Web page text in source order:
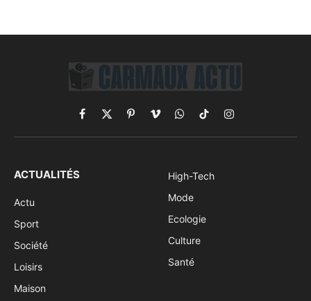
Facebook
X
(Twitter)
PinterestVimeoWhatsApp
TikTokInstagram
ACTUALITÉS
Actu
Sport
Société
Loisirs
Maison
High-Tech
Mode
Ecologie
Culture
Santé